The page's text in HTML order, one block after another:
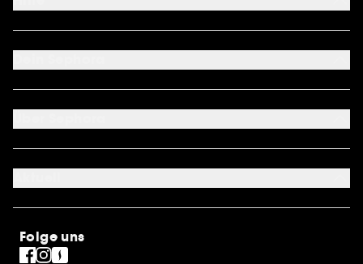
FAQ
Kontakt
Mein Konto
Sephora Unlimited
Über uns
Karriere
SEPHORA Prize
Pride
Folge uns